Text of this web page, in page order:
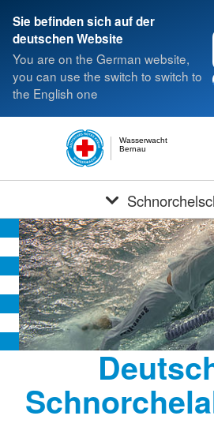
Sie befinden sich auf der
deutschen Website
You are on the German website,
you can use the switch to switch to
the English one
Bernau
Wasserwacht